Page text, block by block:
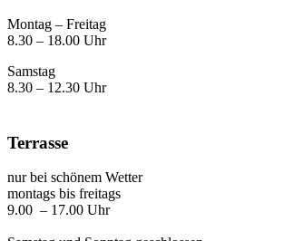
Montag – Freitag
8.30 – 18.00 Uhr
Samstag
8.30 – 12.30 Uhr
Terrasse
nur bei schönem Wetter
montags bis freitags
9.00 – 17.00 Uhr